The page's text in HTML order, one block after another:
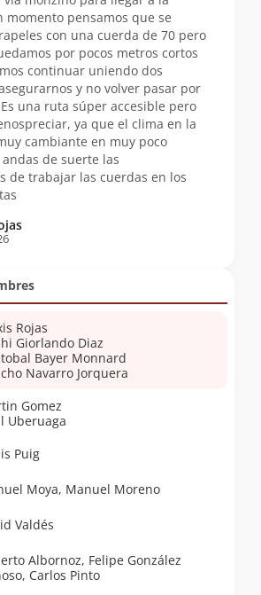
Rojas
Giorlando Diaz
Bayer Monnard
Navarro Jorquera
Gomez
Uberuaga
Puig
Moya, Manuel Moreno
David Valdés
Albornoz, Felipe González
Carlos Pinto
momento pensamos que se
con una cuerda de 70 pero
por pocos metros cortos
continuar uniendo dos
y no volver pasar por
una ruta súper accesible pero
ya que el clima en la
cambiante en muy poco
de suerte las
de trabajar las cuerdas en los